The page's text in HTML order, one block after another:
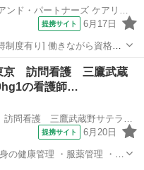
株式会社ケアリッツ・アンド・パートナーズ ケアリッツ仙川
提携サイト 6月17日
度有り] 働きながら資格取
介護福祉士)/20代・30代が
京 訪問看護 三鷹武蔵
の看護師…
SOMPOケア 西東京 訪問看護 三鷹武蔵野サテライト/5170hg1
提携サイト 6月20日
健康管理 ・服薬管理 ・機